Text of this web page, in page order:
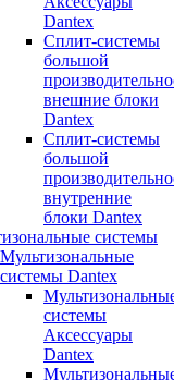
Dantex
Сплит-системы
большой
внешние блоки
Dantex
Сплит-системы
большой
внутренние
блоки Dantex
системы
Мультизональные
системы Dantex
системы
Аксессуары
Dantex